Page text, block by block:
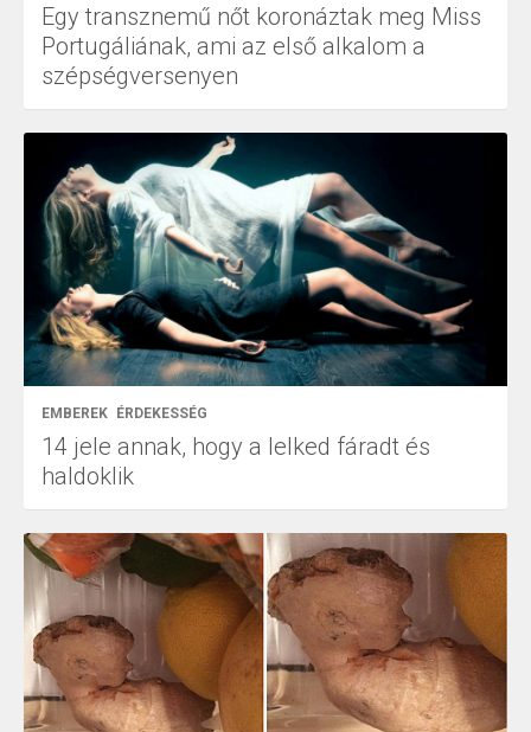
Egy transznemű nőt koronáztak meg Miss
Portugáliának, ami az első alkalom a
szépségversenyen
EMBEREK ÉRDEKESSÉG
14 jele annak, hogy a lelked fáradt és
haldoklik